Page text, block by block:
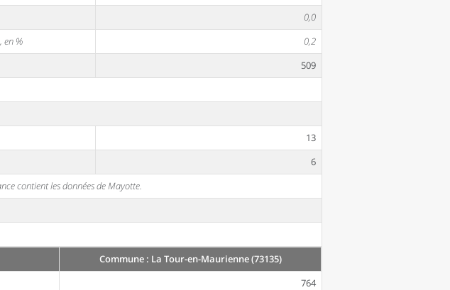
0,0
en %
0,2
509
13
6
contient les données de Mayotte.
Commune : La Tour-en-Maurienne (73135)
764